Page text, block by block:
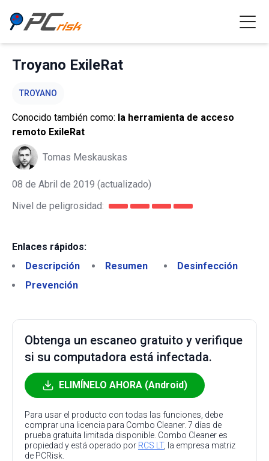
Troyano ExileRat
TROYANO
Conocido también como: la herramienta de acceso
remoto ExileRat
Tomas Meskauskas
08 de Abril de 2019 (actualizado)
Nivel de peligrosidad:
Enlaces rápidos:
Descripción
Resumen
Desinfección
Prevención
Obtenga un escaneo gratuito y verifique
si su computadora está infectada.
ELIMÍNELO AHORA (Android)
Para usar el producto con todas las funciones, debe
comprar una licencia para Combo Cleaner. 7 días de
prueba gratuita limitada disponible. Combo Cleaner es
propiedad y está operado por RCS LT, la empresa matriz
de PCRisk.